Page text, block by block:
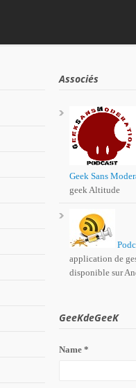
Associés
Geek Sans
geek Altitude
application de
disponible sur
GeeKdeGeeK
Name *